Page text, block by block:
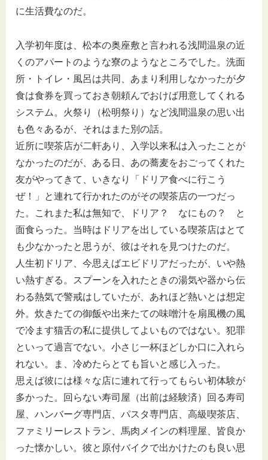
に生活費なのだ。
入学初年度は、松本の奥座敷と言われる浅間温泉の近
くのアパートのような寮のようなところでした。洗面
所・トイレ・風呂は共同、あまり利用しなかったが夕
食は食券を買っておき朝頼んでおけば用意してくれる
システム。火祭り（松明祭り）など浅間温泉の思い出
も色々あるが、それはまた別の話。
近所に喫茶店が二軒あり、入学以来私は入ったことが
なかったのだが、ある日、あの蕎麦をおごってくれた
友がやってきて、いきなり「ドリア食べに行こう
ぜ！」と連れて行かれたのがその喫茶店の一つだっ
た。これまた私は無知で、ドリア？ なにもの？ と
面食らった。当時はドリアを出している喫茶店はとて
も少なかったと思うが、彼はそれを見つけたのだ。
人生初ドリア、今思えばエビドリアだったが、いや熱
い熱すぎる。スプーンを入れたときの湯気や器から伝
わる熱気で警戒はしていたが、あれほど熱いとは想定
外。炊きたての御飯や出来たての味噌汁を扇風機の風
で冷ます猫舌の私に提供してよいものではない。犯罪
といって過言でない。小さじ一杯ほどしか口に入れら
れない。ま、冷めたらとても旨いと感じ入った。
思えば彼には様々な店に連れて行ってもらい初体験が
多かった。回らない寿司屋（出前は経験済）回る寿司
屋、ハンバーグ専門店、パスタ専門店、高級喫茶店、
ファミリーレストラン、馬肉メインの料理屋、皆良か
った懐かしい。彼と原付バイクで出かけたのも良い思